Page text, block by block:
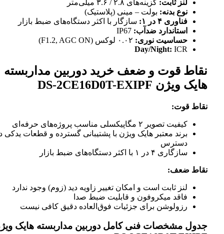
لنز ثابت: گزینه‌های ۲.۸ / ۳.۶ میلی‌متر
نوع بدنه: بولت – مینی (پلاستیک)
فناوری ۴ در ۱:
سازگار با اکثر دستگاه‌های ضبط بازار
استاندارد ضدآب:
حساسیت نوری:
Day/Night: ICR
نقاط قوت و ضعف خرید دوربین مداربسته
هایک ویژن DS-2CE16D0T-EXIPF
نقاط قوت:
کیفیت تصویر ۲ مگاپیکسلی مناسب پروژه‌های حرفه‌ای
برند معتبر هایک ویژن با پشتیبانی گسترده و قطعات یدکی
دسترس
سازگاری ۴ در ۱ با اکثر دستگاه‌های ضبط بازار
نقاط ضعف:
لنز ثابت است و امکان تغییر زاویه دید (زوم) وجود ندارد
فاقد میکروفون و قابلیت ضبط صدا
رزولوشن برای جزئیات فوق‌العاده دقیق کافی نیست
جدول مشخصات فنی کامل دوربین مداربسته هایک